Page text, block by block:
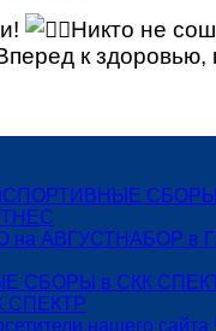
Никто не
к
СПОРТИВНЫЕ СБОРЫ
НАБОР в
СПЕКТР